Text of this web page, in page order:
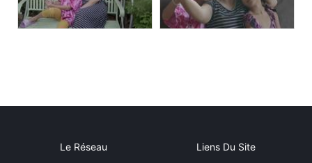
Le Réseau Liens Du Site